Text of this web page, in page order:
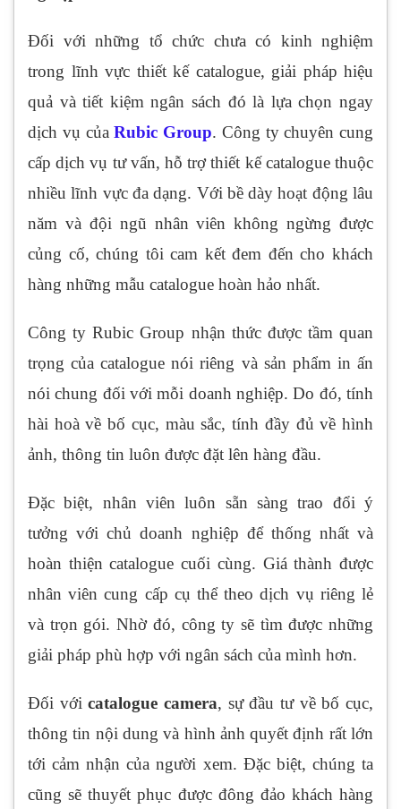
Đối với những tổ chức chưa có kinh nghiệm
trong lĩnh vực thiết kế catalogue, giải pháp hiệu
quả và tiết kiệm ngân sách đó là lựa chọn ngay
dịch vụ củaRubic Group. Công ty chuyên cung
cấp dịch vụ tư vấn, hỗ trợ thiết kế catalogue thuộc
nhiều lĩnh vực đa dạng. Với bề dày hoạt động lâu
năm và đội ngũ nhân viên không ngừng được
củng cố, chúng tôi cam kết đem đến cho khách
hàng những mẫu catalogue hoàn hảo nhất.
Công ty Rubic Group nhận thức được tầm quan
trọng của catalogue nói riêng và sản phẩm in ấn
nói chung đối với mỗi doanh nghiệp. Do đó, tính
hài hoà về bố cục, màu sắc, tính đầy đủ về hình
ảnh, thông tin luôn được đặt lên hàng đầu.
Đặc biệt, nhân viên luôn sẵn sàng trao đổi ý
tưởng với chủ doanh nghiệp để thống nhất và
hoàn thiện catalogue cuối cùng. Giá thành được
nhân viên cung cấp cụ thể theo dịch vụ riêng lẻ
và trọn gói. Nhờ đó, công ty sẽ tìm được những
giải pháp phù hợp với ngân sách của mình hơn.
Đối vớicatalogue camera, sự đầu tư về bố cục,
thông tin nội dung và hình ảnh quyết định rất lớn
tới cảm nhận của người xem. Đặc biệt, chúng ta
cũng sẽ thuyết phục được đông đảo khách hàng